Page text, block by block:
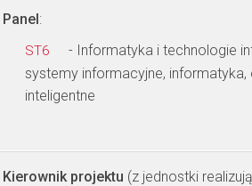
Panel:
ST6
- Informatyka i technologie
systemy informacyjne,
inteligentne
Kierownik projektu (z jednostki